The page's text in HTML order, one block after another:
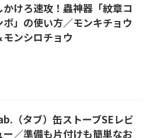
かけろ速攻！蟲神器「紋章コ
ボ」の使い方／モンキチョウ
モンシロチョウ
（タブ）缶ストーブSEレビ
ー／準備も片付けも簡単なお